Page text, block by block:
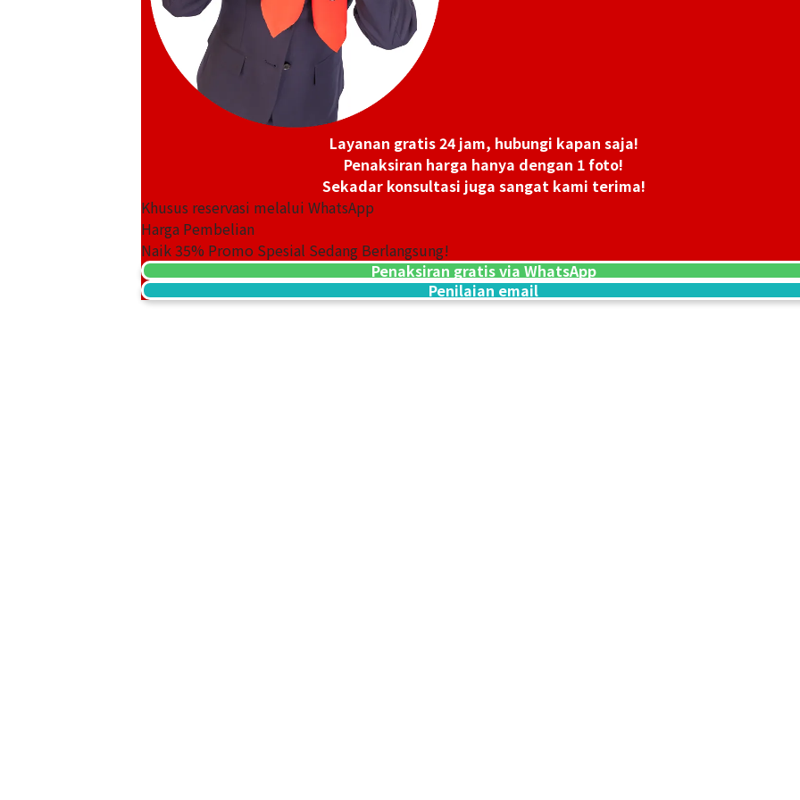
Tasaki diamond tennis necklaceLayanan gratis 24 jam, hubungi kapan saja!
Penaksiran harga hanya dengan 1 foto!
Sekadar konsultasi juga sangat kami terima!
Khusus reservasi melalui WhatsApp
Harga Pembelian
Naik35% Promo Spesial Sedang Berlangsung!
Penaksiran gratis via WhatsApp
Penilaian email